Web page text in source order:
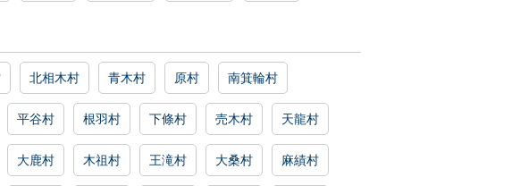
北相木村 青木村 原村 南箕輪村
平谷村 根羽村 下條村 売木村 天龍村
大鹿村 木祖村 王滝村 大桑村 麻績村